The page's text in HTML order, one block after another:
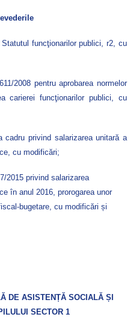
funcţionarilor publici, r2, cu
2008 pentru aprobarea normelor
carierei funcţionarilor publici, cu
cadru privind salarizarea unitară a
cu modificări;
2015 privind salarizarea
în anul 2016, prorogarea unor
bugetare, cu modificări și
DE ASISTENȚĂ SOCIALĂ ȘI
SECTOR 1